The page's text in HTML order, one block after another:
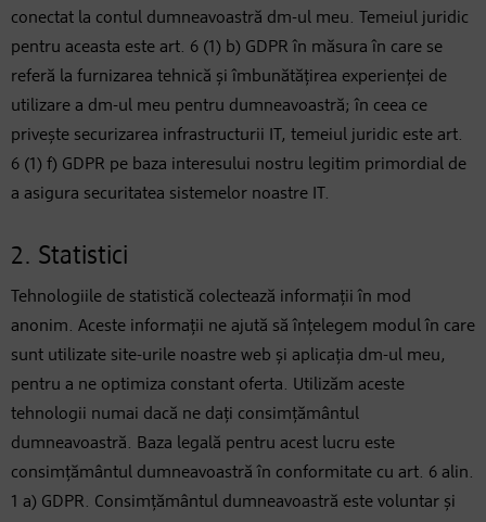
conectat la contul dumneavoastră dm-ul meu. Temeiul juridic
pentru aceasta este art. 6 (1) b) GDPR în măsura în care se
referă la furnizarea tehnică și îmbunătățirea experienței de
utilizare a dm-ul meu pentru dumneavoastră; în ceea ce
privește securizarea infrastructurii IT, temeiul juridic este art.
6 (1) f) GDPR pe baza interesului nostru legitim primordial de
a asigura securitatea sistemelor noastre IT.
2. Statistici
Tehnologiile de statistică colectează informații în mod
anonim. Aceste informații ne ajută să înțelegem modul în care
sunt utilizate site-urile noastre web și aplicația dm-ul meu,
pentru a ne optimiza constant oferta. Utilizăm aceste
tehnologii numai dacă ne dați consimțământul
dumneavoastră. Baza legală pentru acest lucru este
consimțământul dumneavoastră în conformitate cu art. 6 alin.
1 a) GDPR. Consimțământul dumneavoastră este voluntar și